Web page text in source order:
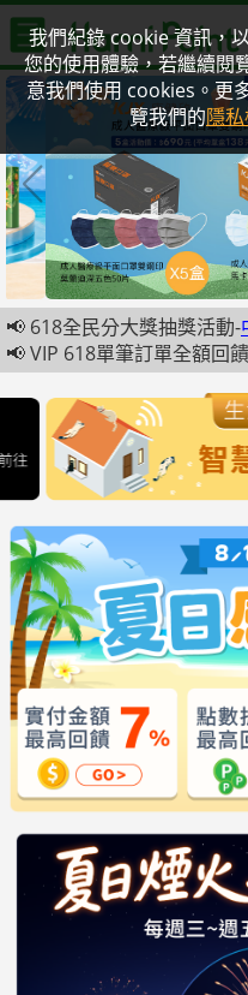
我們紀錄 cookie 資訊，
您的使用體驗，若繼續閱
意我們使用 cookies。更
覽我們的隱
📢 618全民分大獎抽獎活動-
📢 VIP 618單筆訂單全額回